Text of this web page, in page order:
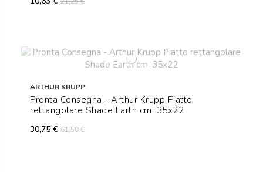
ARTHUR KRUPP
Pronta Consegna - Arthur Krupp Piatto
rettangolare Shade Earth cm. 35x22
30,75 €61,50 €